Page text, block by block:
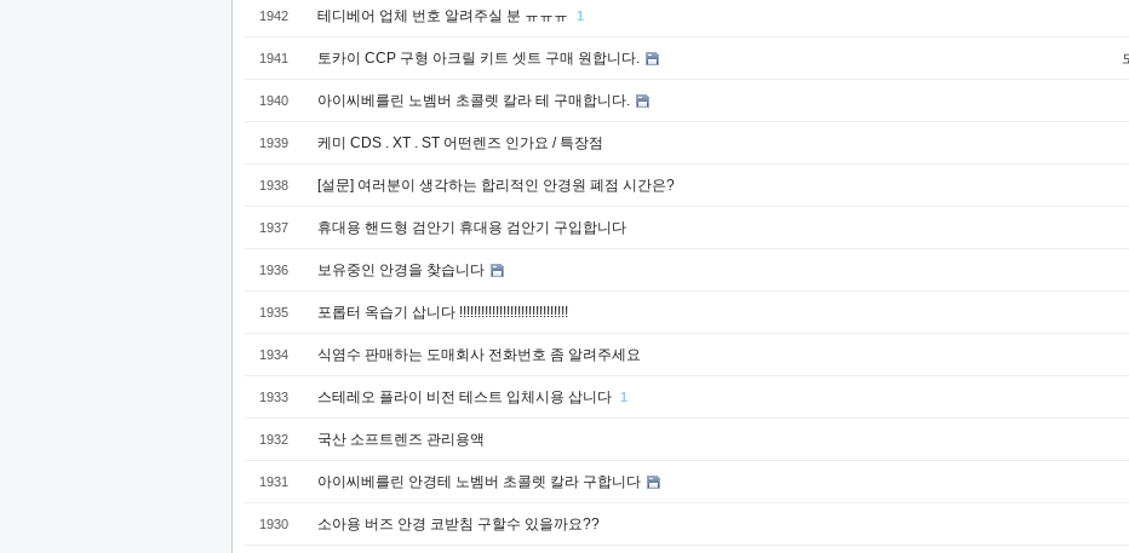
1942 테디베어 업체 번호 알려주실 분 ㅠㅠㅠ 1
1941 토카이 CCP 구형 아크릴 키트 셋트 구매 원합니다.
1940 아이씨베를린 노벰버 초콜렛 칼라 테 구매합니다.
1939 케미 CDS . XT . ST 어떤렌즈 인가요 / 특장점
1938 [설문] 여러분이 생각하는 합리적인 안경원 폐점 시간은?
1937 휴대용 핸드형 검안기 휴대용 검안기 구입합니다
1936 보유중인 안경을 찾습니다
1935 포롭터 옥습기 삽니다 !!!!!!!!!!!!!!!!!!!!!!!!!!!!!!
1934 식염수 판매하는 도매회사 전화번호 좀 알려주세요
1933 스테레오 플라이 비전 테스트 입체시용 삽니다 1
1932 국산 소프트렌즈 관리용액
1931 아이씨베를린 안경테 노벰버 초콜렛 칼라 구합니다
1930 소아용 버즈 안경 코받침 구할수 있을까요??